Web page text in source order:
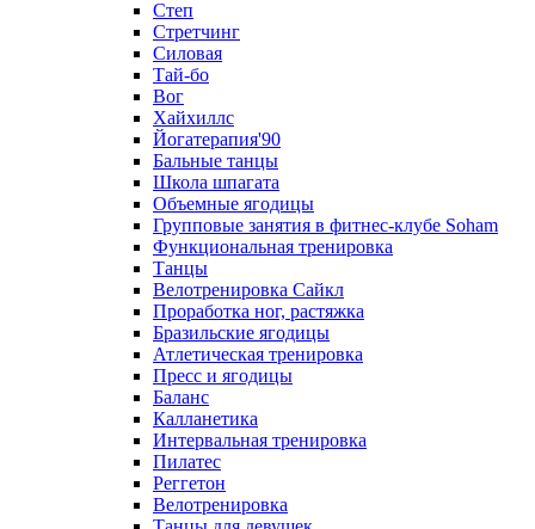
Степ
Стретчинг
Силовая
Тай-бо
Вог
Хайхиллс
Йогатерапия'90
Бальные танцы
Школа шпагата
Объемные ягодицы
Групповые занятия в фитнес-клубе Soham
Функциональная тренировка
Танцы
Велотренировка Сайкл
Проработка ног, растяжка
Бразильские ягодицы
Атлетическая тренировка
Пресс и ягодицы
Баланс
Калланетика
Интервальная тренировка
Пилатес
Реггетон
Велотренировка